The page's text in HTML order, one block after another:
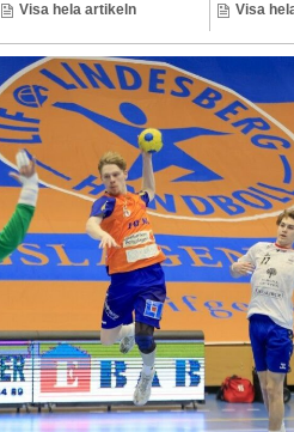
Visa hela artikeln Visa